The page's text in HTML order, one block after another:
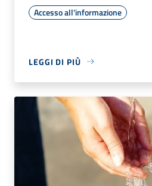
Accesso all'informazione
LEGGI DI PIÙ